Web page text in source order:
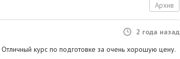
Архив
2 года назад
курс по подготовке за очень хорошую цену.